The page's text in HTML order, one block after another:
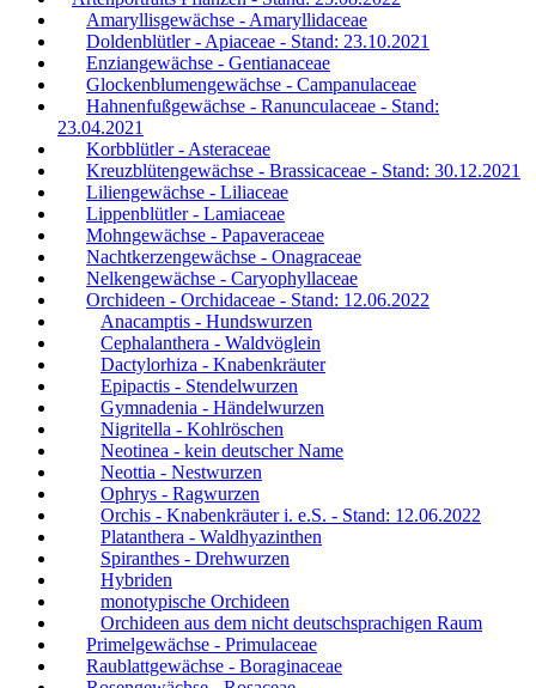
Amaryllisgewächse - Amaryllidaceae
Doldenblütler - Apiaceae - Stand: 23.10.2021
Enziangewächse - Gentianaceae
Glockenblumengewächse - Campanulaceae
Hahnenfußgewächse - Ranunculaceae - Stand:
23.04.2021
Korbblütler - Asteraceae
Kreuzblütengewächse - Brassicaceae - Stand: 30.12.2021
Liliengewächse - Liliaceae
Lippenblütler - Lamiaceae
Mohngewächse - Papaveraceae
Nachtkerzengewächse - Onagraceae
Nelkengewächse - Caryophyllaceae
Orchideen - Orchidaceae - Stand: 12.06.2022
Anacamptis - Hundswurzen
Cephalanthera - Waldvöglein
Dactylorhiza - Knabenkräuter
Epipactis - Stendelwurzen
Gymnadenia - Händelwurzen
Nigritella - Kohlröschen
Neotinea - kein deutscher Name
Neottia - Nestwurzen
Ophrys - Ragwurzen
Orchis - Knabenkräuter i. e.S. - Stand: 12.06.2022
Platanthera - Waldhyazinthen
Spiranthes - Drehwurzen
Hybriden
monotypische Orchideen
Orchideen aus dem nicht deutschsprachigen Raum
Primelgewächse - Primulaceae
Raublattgewächse - Boraginaceae